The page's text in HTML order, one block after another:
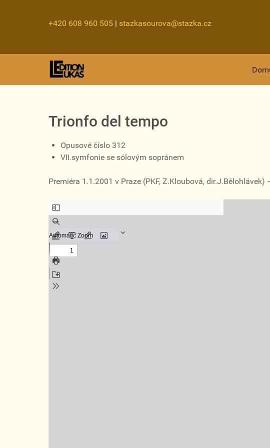
+420 608 960 505 | stazkasourova@stazka.cz
Trionfo del tempo
Opusové číslo 312
VII.symfonie se sólovým sopránem
Premiéra 1.1.2001 v Praze (PKF, Z.Kloubová, dir.J.Bělohlávek)